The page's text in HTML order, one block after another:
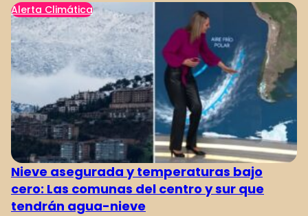
Alerta Climática
Nieve asegurada y temperaturas bajo
cero: Las comunas del centro y sur que
tendrán agua-nieve